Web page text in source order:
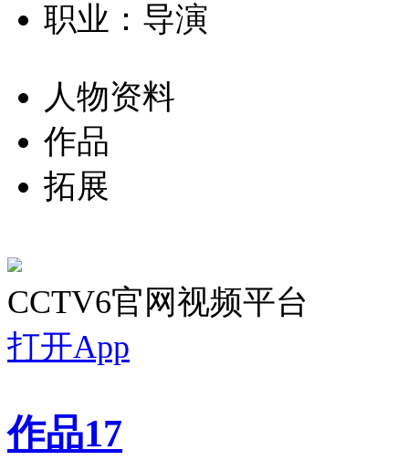
职业：导演
人物资料
作品
拓展
CCTV6官网视频平台
打开App
作品17